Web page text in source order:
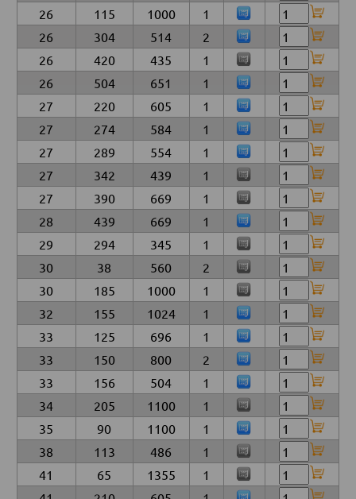
26
115 1000
1
26
304 514
2
26
420 435
1
26
504 651
1
27
220 605
1
27
274 584
1
27
289 554
1
27
342 439
1
27
390 669
1
28
439 669
1
29
294 345
1
30
38 560
2
30
185 1000
1
32
155 1024
1
33
125 696
1
33
150 800
2
33
156 504
1
34
205 1100
1
35
90 1100
1
38
113 486
1
41
65 1355
1